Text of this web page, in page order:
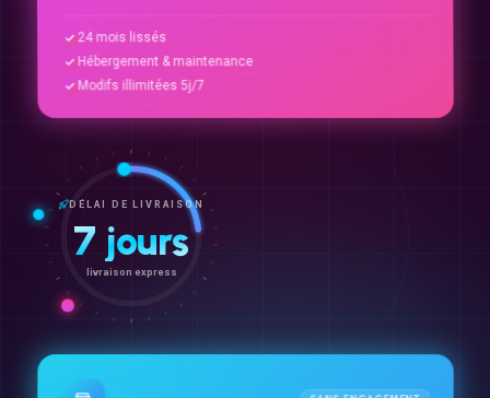
24 mois lissés
Hébergement & maintenance
Modifs illimitées 5j/7
DÉLAI DE LIVRAISON
7 jours
livraison express